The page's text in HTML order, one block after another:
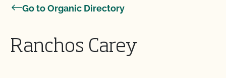
Go to Organic Directory
Ranchos Carey